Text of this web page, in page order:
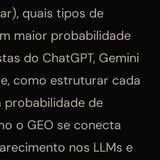
quais tipos de
maior probabilidade
do ChatGPT, Gemini
como estruturar cada
probabilidade de
o GEO se conecta
nos LLMs e